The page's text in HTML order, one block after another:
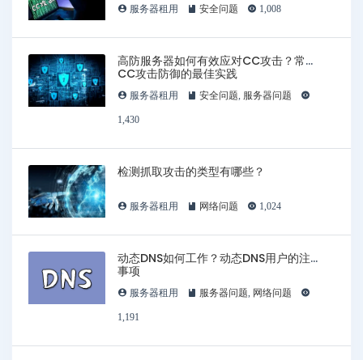
服务器租用 安全问题 1,008
高防服务器如何有效应对CC攻击？常见
CC攻击防御的最佳实践
服务器租用 安全问题, 服务器问题
1,430
检测抓取攻击的类型有哪些？
服务器租用 网络问题 1,024
动态DNS如何工作？动态DNS用户的注意
事项
服务器租用 服务器问题, 网络问题
1,191